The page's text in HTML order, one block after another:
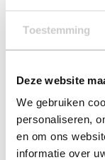
Toestemming
Deze website
We gebruiken
personaliseren,
en om ons
informatie over